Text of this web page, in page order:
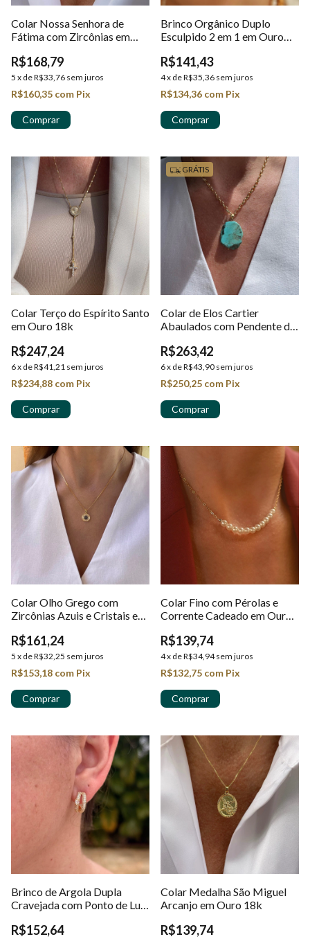
Colar Nossa Senhora de
Fátima com Zircônias em
R$168,79
5 x deR$33,76 sem juros
R$160,35 com Pix
Brinco Orgânico Duplo
Esculpido 2 em 1 em Ouro
R$141,43
4x deR$35,36 sem juros
R$134,36 com Pix
Colar Terço do Espírito Santo
em Ouro 18k
R$247,24
6x deR$41,21 sem juros
R$234,88 com Pix
GRÁTIS
Colar de Elos Cartier
Abaulados com Pendente de
Ouro 18K
R$263,42
6x deR$43,90 sem juros
R$250,25 com Pix
Colar Olho Grego com
Zircônias Azuis e Cristais em
R$161,24
5 x deR$32,25 sem juros
R$153,18 com Pix
Colar Fino com Pérolas e
Corrente Cadeado em Ouro
R$139,74
4x deR$34,94 sem juros
R$132,75 com Pix
Brinco de Argola Dupla
Cravejada com Ponto de Luz
R$152,64
Colar Medalha São Miguel
Arcanjo em Ouro 18k
R$139,74